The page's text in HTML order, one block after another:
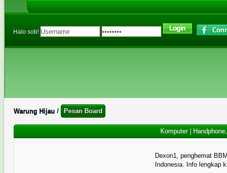
Halo sob!
Warung Hijau / Pesan Board
Komputer|
Dexon1, penghemat
Indonesia. Info lengkap